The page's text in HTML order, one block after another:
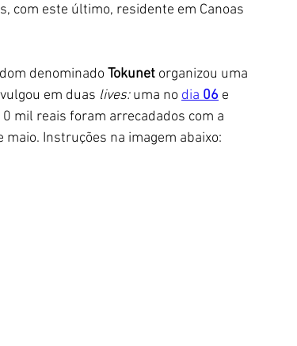
com este último, residente em Canoas
denominado Tokunet organizou uma
em duas lives: uma no dia 06 e
mil reais foram arrecadados com a
maio. Instruções na imagem abaixo: